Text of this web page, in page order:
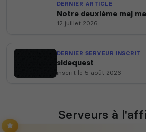
DERNIER ARTICLE
Notre deuxième maj
est en ligne
12 juillet 2026
DERNIER SERVEUR INSCRIT
sidequest
inscrit le 5 août 2026
Serveurs à